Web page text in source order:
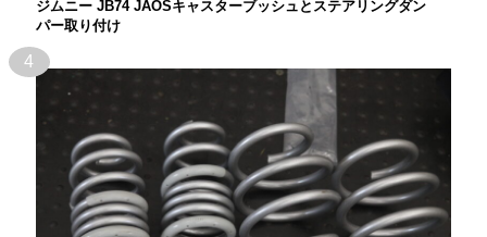
ジムニー JB74 JAOSキャスターブッシュとステアリングダン
パー取り付け
4